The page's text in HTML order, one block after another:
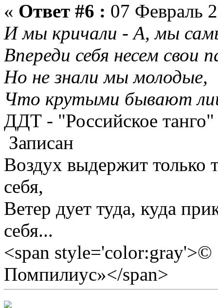
« Ответ #6 : 07 Февраль
И мы кричали - А, мы
Впереди себя несем свои
Но не знали мы молодые,
Что крутыми бывают
ДДТ - "Российское танго"
Записан
Воздух выдержит только
себя,
Ветер дует туда, куда
себя...
<span style='color:gray'>©
Помпилиус»</span>